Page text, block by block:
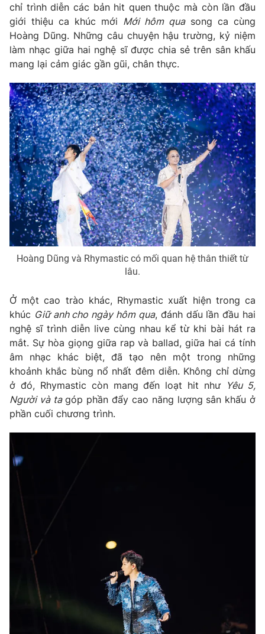
chỉ trình diễn các bản hit quen thuộc mà còn lần đầu
giới thiệu ca khúc mới Mới hôm quasong ca cùng
Hoàng Dũng. Những câu chuyện hậu trường, kỷ niệm
làm nhạc giữa hai nghệ sĩ được chia sẻ trên sân khấu
mang lại cảm giác gần gũi, chân thực.
Hoàng Dũng và Rhymastic có mối quan hệ thân thiết từ
lâu.
Ở một cao trào khác, Rhymastic xuất hiện trong ca
khúc Giữ anh cho ngày hôm qua, đánh dấu lần đầu hai
nghệ sĩ trình diễn live cùng nhau kể từ khi bài hát ra
mắt. Sự hòa giọng giữa rap và ballad, giữa hai cá tính
âm nhạc khác biệt, đã tạo nên một trong những
khoảnh khắc bùng nổ nhất đêm diễn. Không chỉ dừng
ở đó, Rhymastic còn mang đến loạt hit như Yêu 5,
Người và tagóp phần đẩy cao năng lượng sân khấu ở
phần cuối chương trình.